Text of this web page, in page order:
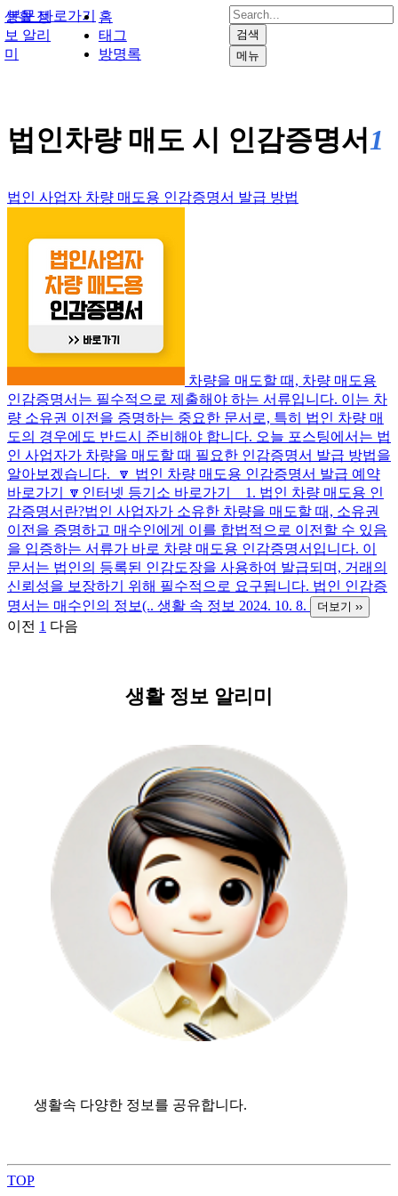
본문 바로가기
생활 정
보 알리
미
홈
태그
방명록
검색
메뉴
법인차량 매도 시 인감증명서1
법인 사업자 차량 매도용 인감증명서 발급 방법
차량을 매도할 때, 차량 매도용
인감증명서는 필수적으로 제출해야 하는 서류입니다. 이는 차
량 소유권 이전을 증명하는 중요한 문서로, 특히 법인 차량 매
도의 경우에도 반드시 준비해야 합니다. 오늘 포스팅에서는 법
인 사업자가 차량을 매도할 때 필요한 인감증명서 발급 방법을
알아보겠습니다. 🔽 법인 차량 매도용 인감증명서 발급 예약
바로가기 🔽인터넷 등기소 바로가기 1. 법인 차량 매도용 인
감증명서란?법인 사업자가 소유한 차량을 매도할 때, 소유권
이전을 증명하고 매수인에게 이를 합법적으로 이전할 수 있음
을 입증하는 서류가 바로 차량 매도용 인감증명서입니다. 이
문서는 법인의 등록된 인감도장을 사용하여 발급되며, 거래의
신뢰성을 보장하기 위해 필수적으로 요구됩니다. 법인 인감증
명서는 매수인의 정보(.. 생활 속 정보 2024. 10. 8. 더보기 ››
이전 1 다음
생활 정보 알리미
생활속 다양한 정보를 공유합니다.
TOP